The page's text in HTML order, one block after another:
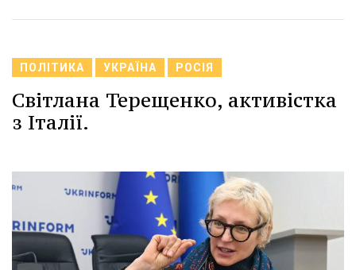
ПОЛІТИКА УКРАЇНА РОСІЯ
Світлана Терещенко, активістка
з Італії.